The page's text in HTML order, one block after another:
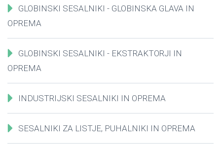
GLOBINSKI SESALNIKI - GLOBINSKA GLAVA IN
OPREMA
GLOBINSKI SESALNIKI - EKSTRAKTORJI IN
OPREMA
INDUSTRIJSKI SESALNIKI IN OPREMA
SESALNIKI ZA LISTJE, PUHALNIKI IN OPREMA